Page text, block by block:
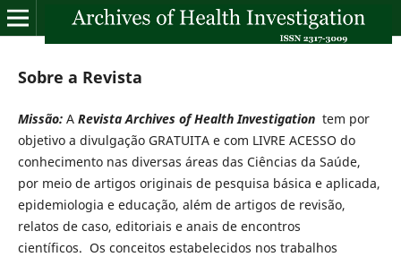
Sobre a Revista
Missão:ARevista Archives of Health Investigation tem por
objetivo a divulgação GRATUITA e com LIVRE ACESSO do
conhecimento nas diversas áreas das Ciências da Saúde,
por meio de artigos originais de pesquisa básica e aplicada,
epidemiologia e educação, além de artigos de revisão,
relatos de caso, editoriais e anais de encontros
científicos. Os conceitos estabelecidos nos trabalhos